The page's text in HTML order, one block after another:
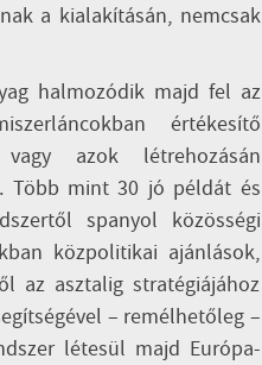
a kialakításán, nemcsak
halmozódik majd fel az
értékesítő
azok létrehozásán
Több mint 30 jó példát és
spanyol közösségi
közpolitikai ajánlások,
az asztalig stratégiájához
– remélhetőleg –
létesül majd Európa-